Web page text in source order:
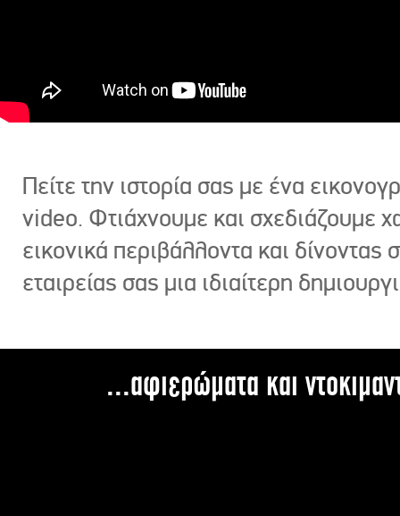
Πείτε την ιστορία σας με ένα
video. Φτιάχνουμε και σχεδιάζουμε
εικονικά περιβάλλοντα και δίνοντας
εταιρείας σας μια ιδιαίτερη
...αφιερώματα και